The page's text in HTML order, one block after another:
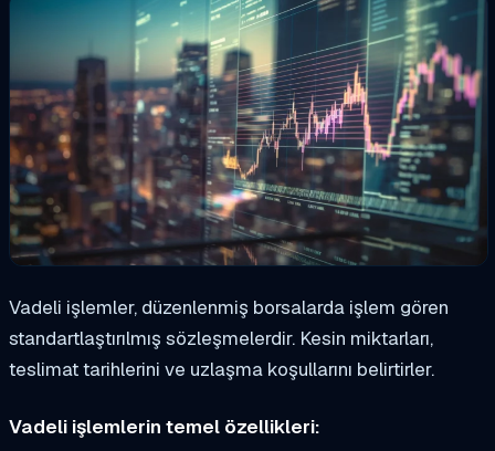
Vadeli işlemler, düzenlenmiş borsalarda işlem gören
standartlaştırılmış sözleşmelerdir. Kesin miktarları,
teslimat tarihlerini ve uzlaşma koşullarını belirtirler.
Vadeli işlemlerin temel özellikleri: